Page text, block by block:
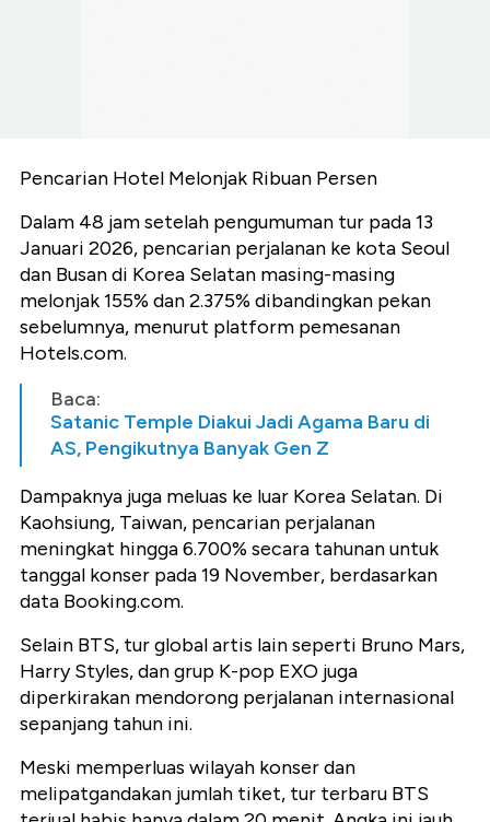
Pencarian Hotel Melonjak Ribuan Persen
Dalam 48 jam setelah pengumuman tur pada 13
Januari 2026, pencarian perjalanan ke kota Seoul
dan Busan di Korea Selatan masing-masing
melonjak 155% dan 2.375% dibandingkan pekan
sebelumnya, menurut platform pemesanan
Hotels.com.
Baca:
Satanic Temple Diakui Jadi Agama Baru di
AS, Pengikutnya Banyak Gen Z
Dampaknya juga meluas ke luar Korea Selatan. Di
Kaohsiung, Taiwan, pencarian perjalanan
meningkat hingga 6.700% secara tahunan untuk
tanggal konser pada 19 November, berdasarkan
data Booking.com.
Selain BTS, tur global artis lain seperti Bruno Mars,
Harry Styles, dan grup K-pop EXO juga
diperkirakan mendorong perjalanan internasional
sepanjang tahun ini.
Meski memperluas wilayah konser dan
melipatgandakan jumlah tiket, tur terbaru BTS